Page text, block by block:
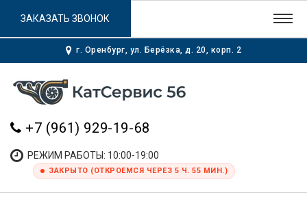
г. Оренбург, ул. Берёзка, д. 20, корп. 2
+7 (961) 929-19-68
РЕЖИМ РАБОТЫ: 10:00-19:00
ЗАКРЫТО (ОТКРОЕМСЯ ЧЕРЕЗ 5 Ч. 55 МИН.)
ЗАКАЗАТЬ ЗВОНОК